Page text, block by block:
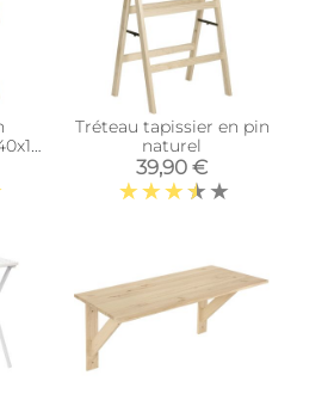
Tréteau tapissier en pin
naturel
39,90 €